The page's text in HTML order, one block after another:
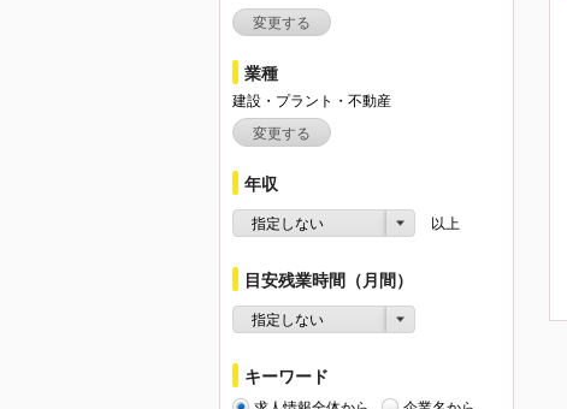
変更する
業種
建設・プラント・不動産
変更する
年収
指定しない 以上
目安残業時間（月間）
指定しない
キーワード